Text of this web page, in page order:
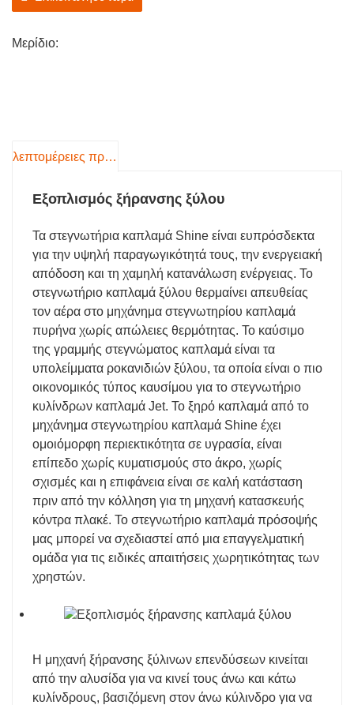
Μερίδιο:
λεπτομέρειες προιόντος
Εξοπλισμός ξήρανσης ξύλου
Τα στεγνωτήρια καπλαμά Shine είναι ευπρόσδεκτα
για την υψηλή παραγωγικότητά τους, την ενεργειακή
απόδοση και τη χαμηλή κατανάλωση ενέργειας. Το
στεγνωτήριο καπλαμά ξύλου θερμαίνει απευθείας
τον αέρα στο μηχάνημα στεγνωτηρίου καπλαμά
πυρήνα χωρίς απώλειες θερμότητας. Το καύσιμο
της γραμμής στεγνώματος καπλαμά είναι τα
υπολείμματα ροκανιδιών ξύλου, τα οποία είναι ο πιο
οικονομικός τύπος καυσίμου για το στεγνωτήριο
κυλίνδρων καπλαμά Jet. Το ξηρό καπλαμά από το
μηχάνημα στεγνωτηρίου καπλαμά Shine έχει
ομοιόμορφη περιεκτικότητα σε υγρασία, είναι
επίπεδο χωρίς κυματισμούς στο άκρο, χωρίς
σχισμές και η επιφάνεια είναι σε καλή κατάσταση
πριν από την κόλληση για τη μηχανή κατασκευής
κόντρα πλακέ. Το στεγνωτήριο καπλαμά πρόσοψής
μας μπορεί να σχεδιαστεί από μια επαγγελματική
ομάδα για τις ειδικές απαιτήσεις χωρητικότητας των
χρηστών.
Η μηχανή ξήρανσης ξύλινων επενδύσεων κινείται
από την αλυσίδα για να κινεί τους άνω και κάτω
κυλίνδρους, βασιζόμενη στον άνω κύλινδρο για να